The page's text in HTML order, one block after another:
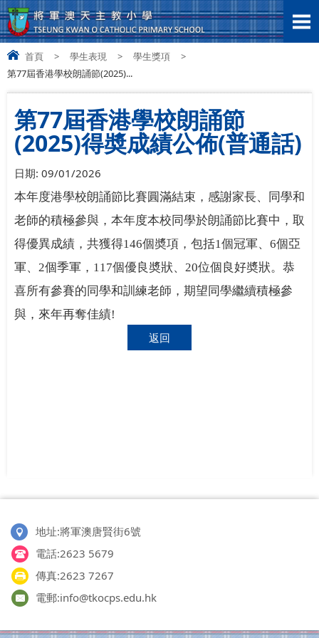
首頁 > 學生表現 > 學生獎項
>
第77屆香港學校朗誦節(2025)...
第77屆香港學校朗誦節
(2025)得奬成績公佈(普通話)
日期: 09/01/2026
本年度港學校朗誦節比賽圓滿結束，感謝家長、同學和
老師的積極參與，本年度本校同學於朗誦節比賽中，取
得優異成績，共獲得146個奬項，包括1個冠軍、6個亞
軍、2個季軍，117個優良奬狀、20位個良好奬狀。 恭
喜所有參賽的同學和訓練老師，期望同學繼續積極參
與，來年再奪佳績!
返回
地址:將軍澳唐賢街6號
電話:2623 5679
傳真:2623 7267
電郵:info@tkocps.edu.hk